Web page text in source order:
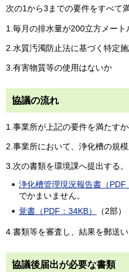
次の1から3までの要件をすべて
1.毎月の排水量が200立方メート
2.水質汚濁防止法に基づく特定
3.有害物質等の使用はないか
協議の流れ
1.事業所が上記の要件を満たすか
2.事業所において、浄化槽の規
3.次の書類を環境課へ提出する。
浄化槽管理現況報告書（PDF
でかまいません。
覚書（PDF：34KB）
（2部）
4.書類等を審査し、結果を郵送い
協議後届出が必要な書類